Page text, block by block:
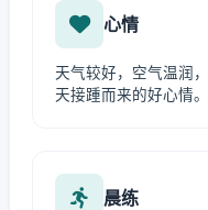
心情
天气较好，空气温润
天接踵而来的好心情。
晨练